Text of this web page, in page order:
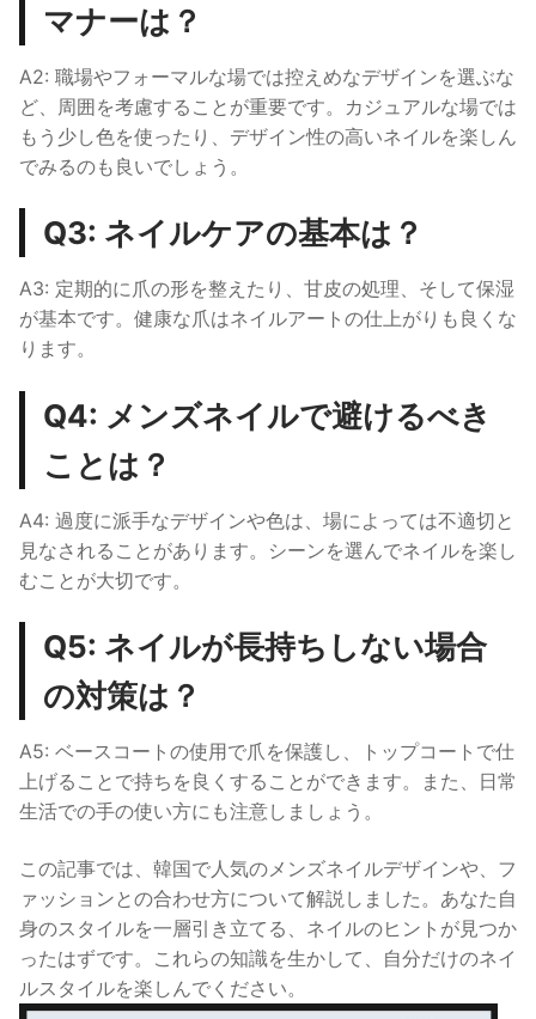
マナーは？
A2: 職場やフォーマルな場では控えめなデザインを選ぶな
ど、周囲を考慮することが重要です。カジュアルな場では
もう少し色を使ったり、デザイン性の高いネイルを楽しん
でみるのも良いでしょう。
Q3: ネイルケアの基本は？
A3: 定期的に爪の形を整えたり、甘皮の処理、そして保湿
が基本です。健康な爪はネイルアートの仕上がりも良くな
ります。
Q4: メンズネイルで避けるべき
ことは？
A4: 過度に派手なデザインや色は、場によっては不適切と
見なされることがあります。シーンを選んでネイルを楽し
むことが大切です。
Q5: ネイルが長持ちしない場合
の対策は？
A5: ベースコートの使用で爪を保護し、トップコートで仕
上げることで持ちを良くすることができます。また、日常
生活での手の使い方にも注意しましょう。
この記事では、韓国で人気のメンズネイルデザインや、フ
ァッションとの合わせ方について解説しました。あなた自
身のスタイルを一層引き立てる、ネイルのヒントが見つか
ったはずです。これらの知識を生かして、自分だけのネイ
ルスタイルを楽しんでください。